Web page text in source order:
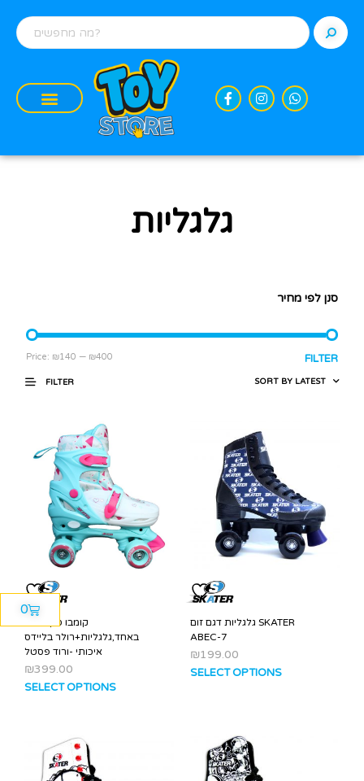
0
גלגליות
סנן לפי מחיר
FILTER
Price: ₪140 — ₪400
FILTER
באחד,גלגליות+רולר בליידס
איכותי -ורוד פסטל
₪399.00
SELECT OPTIONS
גלגליות דגם זום SKATER
ABEC-7
₪199.00
SELECT OPTIONS